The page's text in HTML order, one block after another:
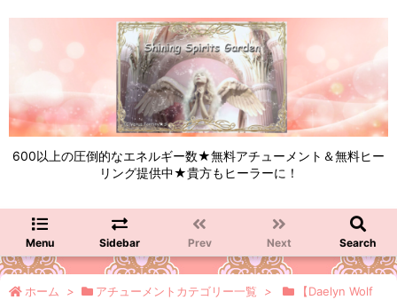
600以上の圧倒的なエネルギー数★無料アチューメント＆無料ヒー
リング提供中★貴方もヒーラーに！
Menu Sidebar Prev Next Search
ホーム > アチューメントカテゴリー一覧 >
【Daelyn Wolf